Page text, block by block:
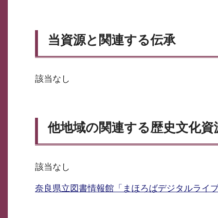
当資源と関連する伝承
該当なし
他地域の関連する歴史文化資
該当なし
奈良県立図書情報館「まほろばデジタルライブ